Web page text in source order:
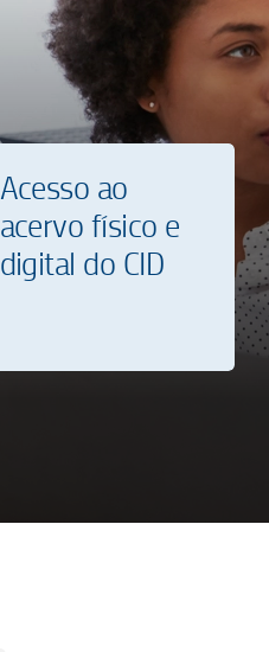
Acesso ao
acervo físico e
digital do CID